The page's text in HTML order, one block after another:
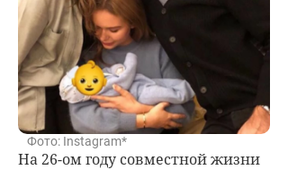
Фото: Instagram*
На 26-ом году совместной жизни